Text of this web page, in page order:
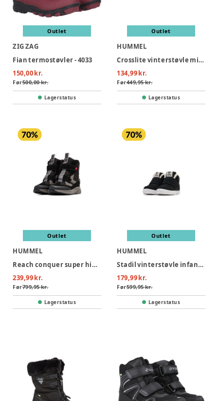
Outlet
ZIG ZAG
Fian termostøvler - 4033
150,00 kr.
Før500,00 kr.
Lagerstatus
Outlet
HUMMEL
Crosslite vinterstøvle mid infant - 2162
134,99 kr.
Før449,95 kr.
Lagerstatus
Outlet
HUMMEL
Reach conquer super high tex JR - 2448
239,99 kr.
Før799,95 kr.
Lagerstatus
Outlet
HUMMEL
Stadil vinterstøvle infant - 2001
179,99 kr.
Før599,95 kr.
Lagerstatus